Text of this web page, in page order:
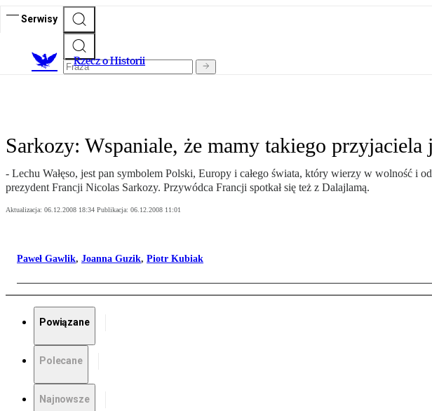
Serwisy
Rzecz o Historii
Sarkozy: Wspaniale, że mamy takiego przyjaciela
- Lechu Wałęso, jest pan symbolem Polski, Europy i całego świata, który wierzy w wolność i
prezydent Francji Nicolas Sarkozy. Przywódca Francji spotkał się też z Dalajlamą.
Aktualizacja: 06.12.2008 18:34 Publikacja: 06.12.2008 11:01
Paweł Gawlik, Joanna Guzik, Piotr Kubiak
Powiązane
Polecane
Najnowsze